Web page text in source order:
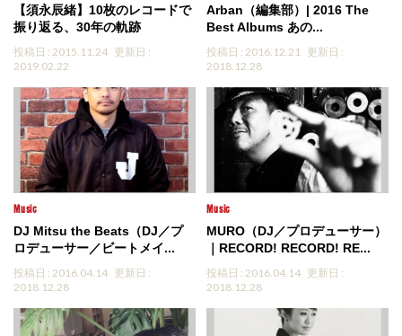
【須永辰緒】10枚のレコードで
振り返る、30年の軌跡
投稿日 : 2015.11.24 更新日 :
2019.02.22
Arban（編集部）| 2016 The
Best Albums あの...
投稿日 : 2016.12.21 更新日 :
2018.12.28
Music
DJ Mitsu the Beats（DJ／プ
ロデューサー／ビートメイ...
投稿日 : 2016.04.14 更新日 :
2018.12.28
Music
MURO（DJ／プロデューサー）
｜RECORD! RECORD! RE...
投稿日 : 2016.04.14 更新日 :
2018.12.28